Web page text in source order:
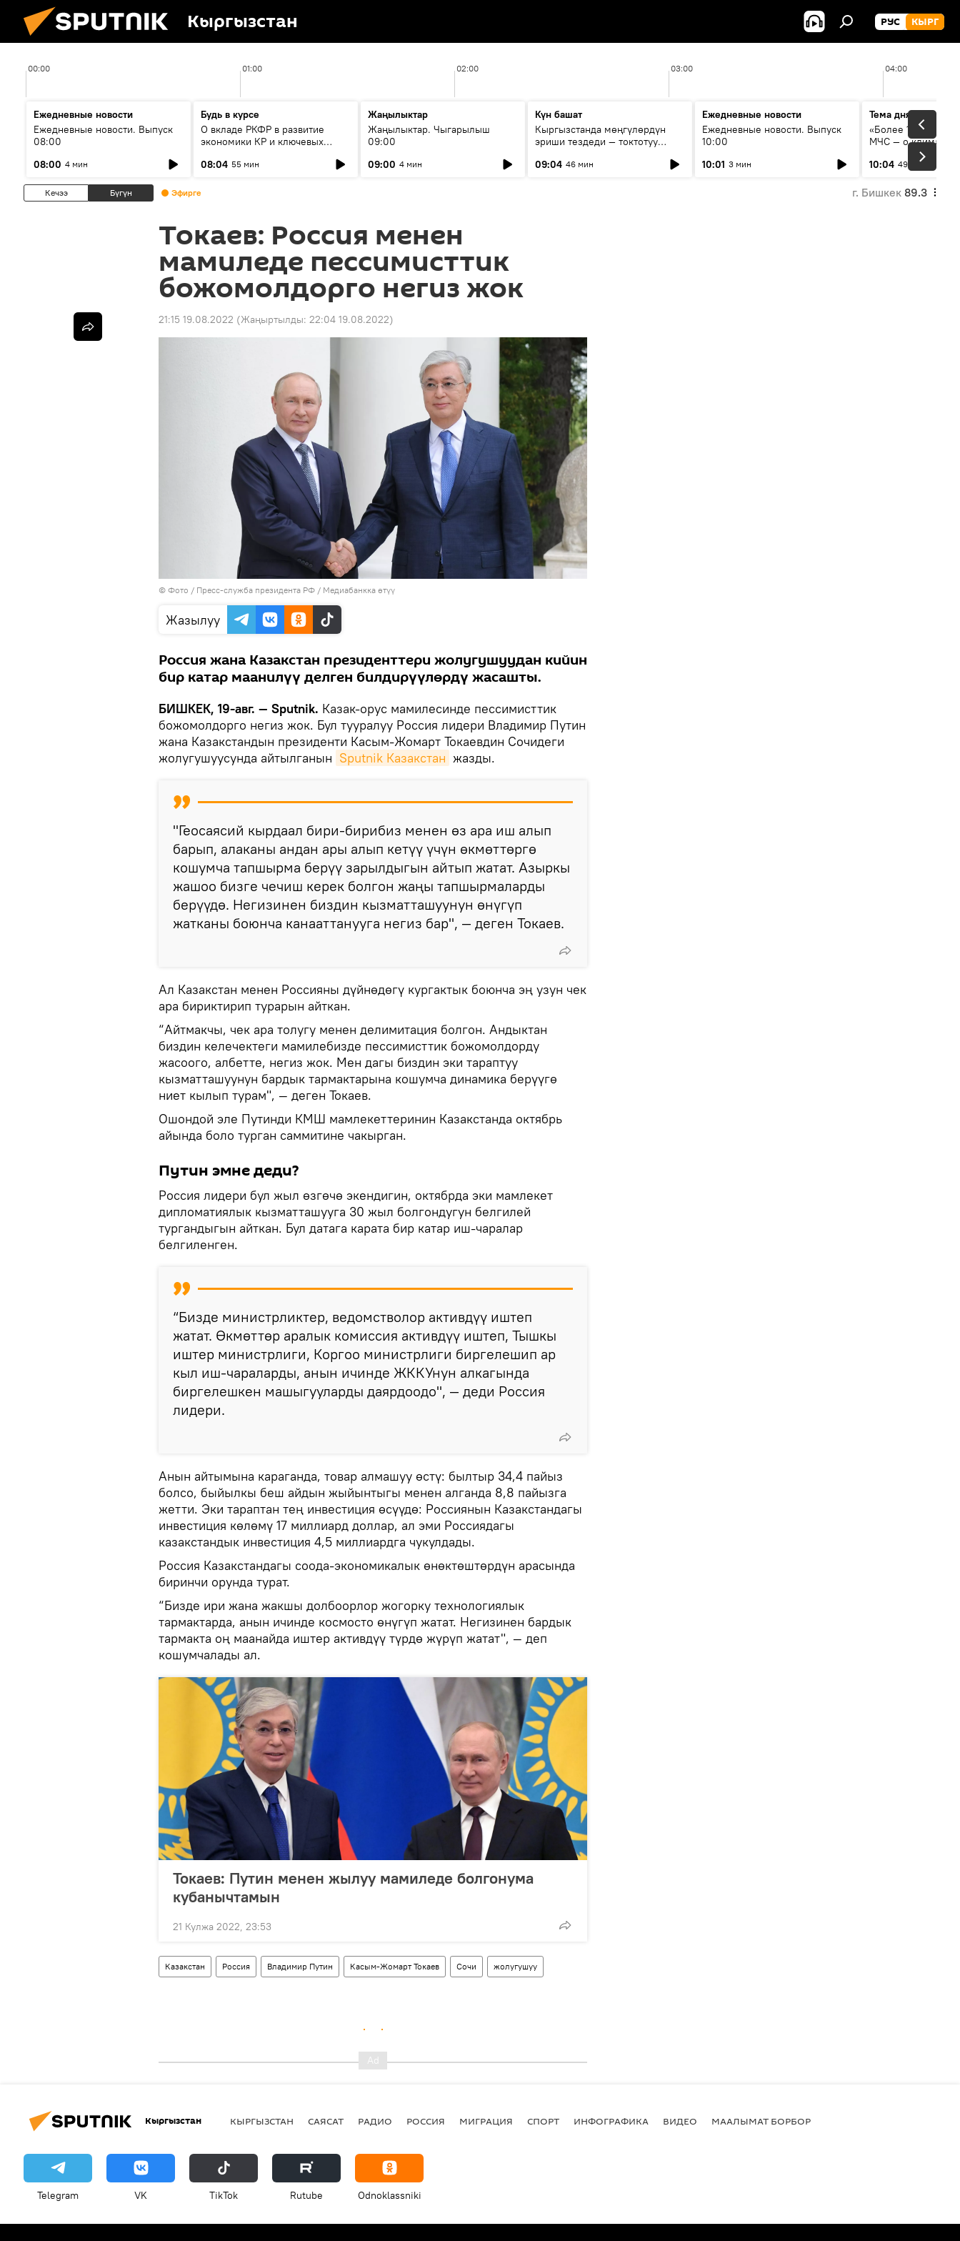
Кыргызстан РУС КЫРГ
00:00 01:00 02:00 03:00 04:00
Ежедневные новости
Ежедневные новости. Выпуск
08:00
08:00 4 мин
Будь в курсе
О вкладе РКФР в развитие
экономики КР и ключевых
08:04 55 мин
Жаңылыктар
Жаңылыктар. Чыгарылыш
09:00
09:00 4 мин
Күн башат
Кыргызстанда мөңгүлөрдүн
эриши тездеди — токтотуу
09:04 46 мин
Ежедневные новости
Ежедневные новости. Выпуск
10:00
10:01 3 мин
Тема дня
«Более 1200 сёл в
МЧС — о климате,
системе
населения
10:04 49 мин
Кечээ Бүгүн Эфирге г. Бишкек 89.3
Токаев: Россия менен
мамиледе пессимисттик
божомолдорго негиз жок
21:15 19.08.2022 (Жаңыртылды: 22:04 19.08.2022)
© Фото / Пресс-служба президента РФ / Медиабанкка өтүү
Жазылуу
Россия жана Казакстан президенттери жолугушуудан кийин
бир катар маанилүү делген билдирүүлөрдү жасашты.
БИШКЕК, 19-авг. — Sputnik. Казак-орус мамилесинде пессимисттик
божомолдорго негиз жок. Бул тууралуу Россия лидери Владимир Путин
жана Казакстандын президенти Касым-Жомарт Токаевдин Сочидеги
жолугушуусунда айтылганын Sputnik Казакстан жазды.
"Геосаясий кырдаал бири-бирибиз менен өз ара иш алып
барып, алаканы андан ары алып кетүү үчүн өкмөттөргө
кошумча тапшырма берүү зарылдыгын айтып жатат. Азыркы
жашоо бизге чечиш керек болгон жаңы тапшырмаларды
берүүдө. Негизинен биздин кызматташуунун өнүгүп
жатканы боюнча канааттанууга негиз бар", — деген Токаев.
Ал Казакстан менен Россияны дүйнөдөгү кургактык боюнча эң узун чек
ара бириктирип турарын айткан.
“Айтмакчы, чек ара толугу менен делимитация болгон. Андыктан
биздин келечектеги мамилебизде пессимисттик божомолдорду
жасоого, албетте, негиз жок. Мен дагы биздин эки тараптуу
кызматташуунун бардык тармактарына кошумча динамика берүүгө
ниет кылып турам", — деген Токаев.
Ошондой эле Путинди КМШ мамлекеттеринин Казакстанда октябрь
айында боло турган саммитине чакырган.
Путин эмне деди?
Россия лидери бул жыл өзгөчө экендигин, октябрда эки мамлекет
дипломатиялык кызматташууга 30 жыл болгондугун белгилей
тургандыгын айткан. Бул датага карата бир катар иш-чаралар
белгиленген.
“Бизде министрликтер, ведомстволор активдүү иштеп
жатат. Өкмөттөр аралык комиссия активдүү иштеп, Тышкы
иштер министрлиги, Коргоо министрлиги биргелешип ар
кыл иш-чараларды, анын ичинде ЖККУнун алкагында
биргелешкен машыгууларды даярдоодо", — деди Россия
лидери.
Анын айтымына караганда, товар алмашуу өстү: былтыр 34,4 пайыз
болсо, быйылкы беш айдын жыйынтыгы менен алганда 8,8 пайызга
жетти. Эки тараптан тең инвестиция өсүүдө: Россиянын Казакстандагы
инвестиция көлөмү 17 миллиард доллар, ал эми Россиядагы
казакстандык инвестиция 4,5 миллиардга чукулдады.
Россия Казакстандагы соода-экономикалык өнөктөштөрдүн арасында
биринчи орунда турат.
“Бизде ири жана жакшы долбоорлор жогорку технологиялык
тармактарда, анын ичинде космосто өнүгүп жатат. Негизинен бардык
тармакта оң маанайда иштер активдүү түрдө жүрүп жатат", — деп
кошумчалады ал.
Токаев: Путин менен жылуу мамиледе болгонума
кубанычтамын
21 Кулжа 2022, 23:53
Казакстан Россия Владимир Путин Касым-Жомарт Токаев Сочи жолугушуу
Кыргызстан КЫРГЫЗСТАН САЯСАТ РАДИО РОССИЯ МИГРАЦИЯ СПОРТ ИНФОГРАФИКА ВИДЕО МААЛЫМАТ БОРБОР
Telegram VK ТikТоk Rutube Odnoklassniki